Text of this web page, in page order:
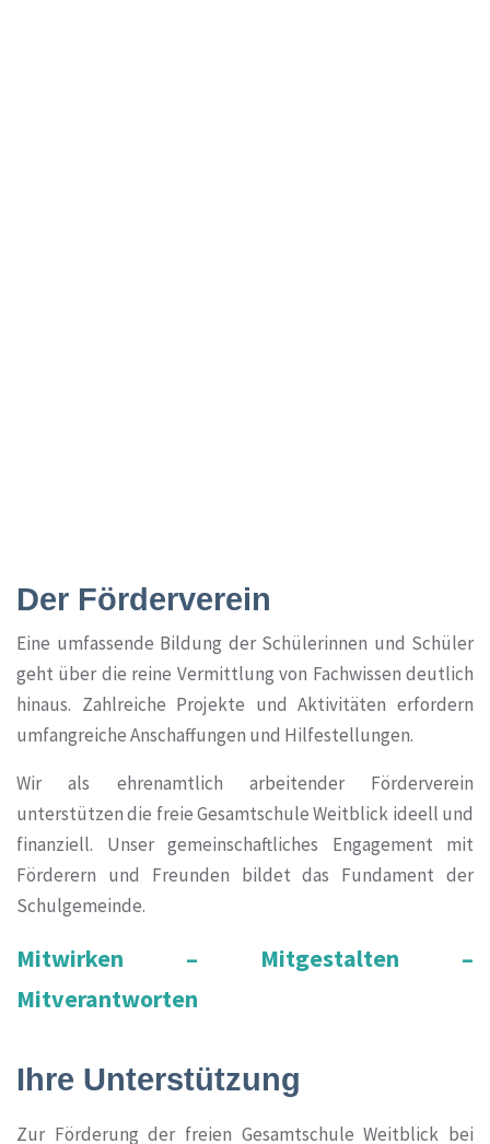
Der Förderverein
Eine umfassende Bildung der Schülerinnen und Schüler
geht über die reine Vermittlung von Fachwissen deutlich
hinaus. Zahlreiche Projekte und Aktivitäten erfordern
umfangreiche Anschaffungen und Hilfestellungen.
Wir als ehrenamtlich arbeitender Förderverein
unterstützen die freie Gesamtschule Weitblick ideell und
finanziell. Unser gemeinschaftliches Engagement mit
Förderern und Freunden bildet das Fundament der
Schulgemeinde.
Mitwirken – Mitgestalten –
Mitverantworten
Ihre Unterstützung
Zur Förderung der freien Gesamtschule Weitblick bei